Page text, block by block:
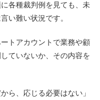
各種裁判例を見ても、未
い難い状況です。
トアカウントで業務や顧
ていないか、その内容を
ら、応じる必要はない」